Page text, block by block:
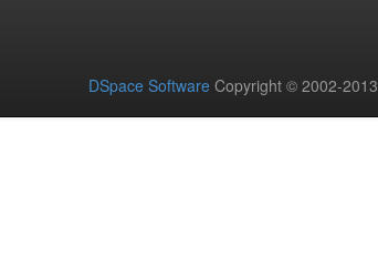
DSpace Software Copyright © 2002-2013